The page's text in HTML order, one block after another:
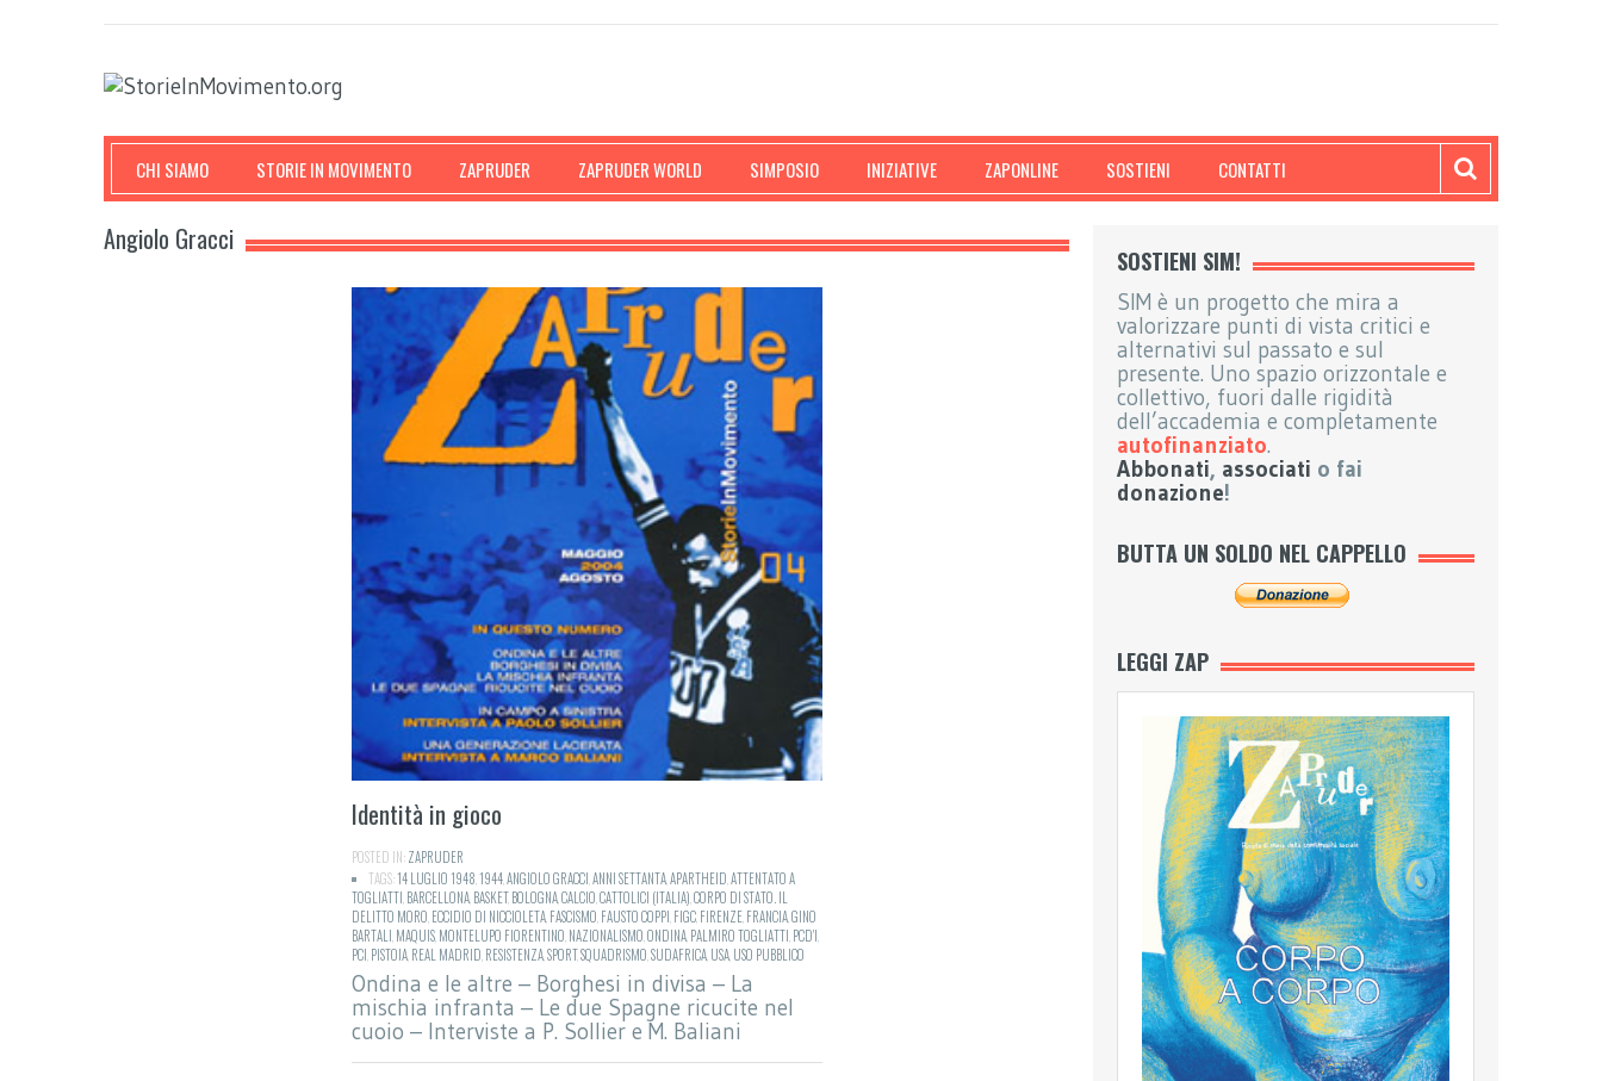
CHI SIAMO STORIE IN MOVIMENTO ZAPRUDER ZAPRUDER WORLD SIMPOSIO INIZIATIVE ZAPONLINE SOSTIENI CONTATTI
Angiolo Gracci
Identità in gioco
POSTED IN:ZAPRUDER
TAGS:14 LUGLIO 1948 1944,ANGIOLO GRACCI ANNI SETTANTA,APARTHEID ATTENTATO A
TOGLIATTI BARCELLONA, BASKET,BOLOGNA,CALCIO CATTOLICI (ITALIA) CORPO DI STATO. IL
DELITTO MORO ECCIDIO DI NICCIOLETA, FASCISMO FAUSTO COPPI FIGC, FIRENZE, FRANCIA,GINO
BARTALI MAQUIS, MONTELUPO FIORENTINO NAZIONALISMO ONDINA, PALMIRO TOGLIATTI PCD'I
PCI PISTOIA, REAL MADRID RESISTENZA,SPORT,SQUADRISMO SUDAFRICA, USA, USO PUBBLICO
Ondina e le altre – Borghesi in divisa – La
mischia infranta – Le due Spagne ricucite nel
cuoio – Interviste a P. Sollier e M. Baliani
SOSTIENI SIM!
SIM è un progetto che mira a
valorizzare punti di vista critici e
alternativi sul passato e sul
presente. Uno spazio orizzontale e
collettivo, fuori dalle rigidità
dell’accademia e completamente
autofinanziato.
Abbonati, associati o fai
donazione!
BUTTA UN SOLDO NEL CAPPELLO
LEGGI ZAP